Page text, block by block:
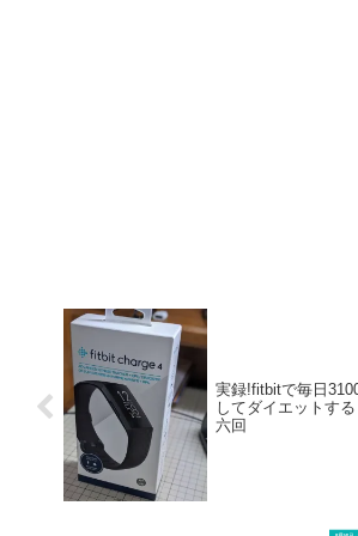
実録!fitbitで毎日
してダイエットす
六回